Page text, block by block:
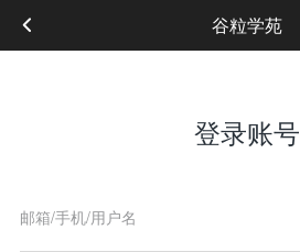
谷粒学苑
登录账号